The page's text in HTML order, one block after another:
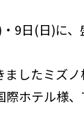
9日(日)に、
したミズ
ホテル様